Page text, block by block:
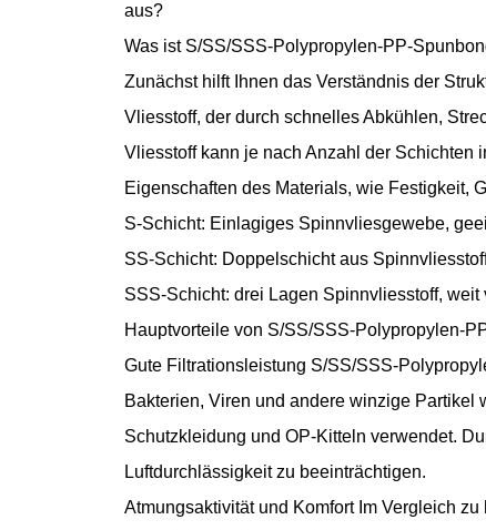
aus?
Was ist S/SS/SSS-Polypropylen-PP-
Zunächst hilft Ihnen das Verständnis der
Vliesstoff, der durch schnelles Abkühlen,
Vliesstoff kann je nach Anzahl der
Eigenschaften des Materials, wie Festigkeit,
S-Schicht: Einlagiges Spinnvliesgewebe,
SS-Schicht: Doppelschicht aus
SSS-Schicht: drei Lagen Spinnvliesstoff,
Hauptvorteile von S/SS/SSS-Polypropylen-
Gute Filtrationsleistung S/SS/SSS-
Bakterien, Viren und andere winzige
Schutzkleidung und OP-Kitteln verwendet.
Luftdurchlässigkeit zu beeinträchtigen.
Atmungsaktivität und Komfort Im Vergleich